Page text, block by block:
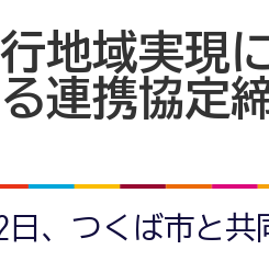
地域実現
連携協定
日、つくば市と